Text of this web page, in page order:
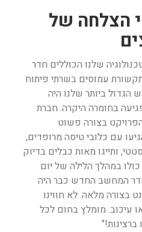
הצלחה של
שלנו הכוללים חדר
עם 3 ארונות תקשורת עמוסים בשרתי פיתוח
הגדול ביותר שלנו היה
בחומרה היקרה. חברת
בצורה פשוט
עם כלובי טיסה מרופדים,
ותייגו מאות כבלים בדיוק
במהלך הלילה של יום
המחשב החדש כבר היה
בצורה מלאה. לא חווינו
עיכוב. מומלץ בחום לכל